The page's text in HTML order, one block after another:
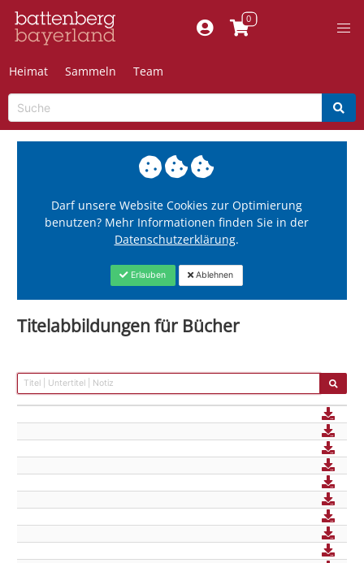
Heimat Sammeln Team
Darf unsere Website Cookies zur Optimierung
benutzen? Mehr Informationen finden Sie in der
Datenschutzerklärung.
Erlauben Ablehnen
Titelabbildungen für Bücher